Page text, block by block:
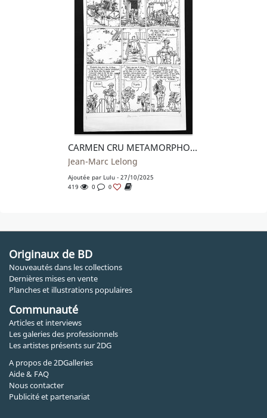
CARMEN CRU METAMORPHOSÉE
Jean-Marc Lelong
Ajoutée par Lulu - 27/10/2025
419
0 0
Originaux de BD
Nouveautés dans les collections
Dernières mises en vente
Planches et illustrations populaires
Communauté
Articles et interviews
Les galeries des professionnels
Les artistes présents sur 2DG
A propos de 2DGalleries
Aide & FAQ
Nous contacter
Publicité et partenariat